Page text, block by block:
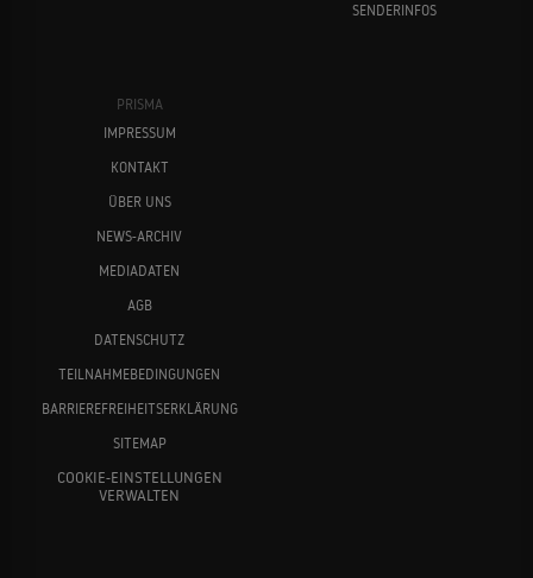
SENDERINFOS
PRISMA
IMPRESSUM
KONTAKT
ÜBER UNS
NEWS-ARCHIV
MEDIADATEN
AGB
DATENSCHUTZ
TEILNAHMEBEDINGUNGEN
BARRIEREFREIHEITSERKLÄRUNG
SITEMAP
COOKIE-EINSTELLUNGEN
VERWALTEN